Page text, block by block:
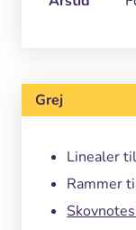
Grej
Linealer
Rammer